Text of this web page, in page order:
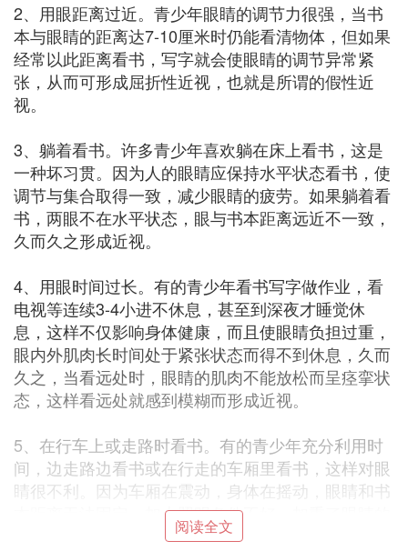
2、用眼距离过近。青少年眼睛的调节力很强，当书
本与眼睛的距离达7-10厘米时仍能看清物体，但如果
经常以此距离看书，写字就会使眼睛的调节异常紧
张，从而可形成屈折性近视，也就是所谓的假性近
视。
3、躺着看书。许多青少年喜欢躺在床上看书，这是
一种坏习贯。因为人的眼睛应保持水平状态看书，使
调节与集合取得一致，减少眼睛的疲劳。如果躺着看
书，两眼不在水平状态，眼与书本距离远近不一致，
久而久之形成近视。
4、用眼时间过长。有的青少年看书写字做作业，看
电视等连续3-4小进不休息，甚至到深夜才睡觉休
息，这样不仅影响身体健康，而且使眼睛负担过重，
眼内外肌肉长时间处于紧张状态而得不到休息，久而
久之，当看远处时，眼睛的肌肉不能放松而呈痉挛状
态，这样看远处就感到模糊而形成近视。
5、在行车上或走路时看书。有的青少年充分利用时
间，边走路边看书或在行走的车厢里看书，这样对眼
睛很不利。因为车厢在震动，身体在摇动，眼睛和书
本距离无法固定，加上照明条件不好，加重了眼睛的
负担，经常如此就可能引起近视。
阅读全文